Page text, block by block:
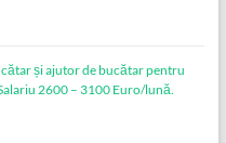
și ajutor de bucătar pentru
2600 – 3100 Euro/lună.